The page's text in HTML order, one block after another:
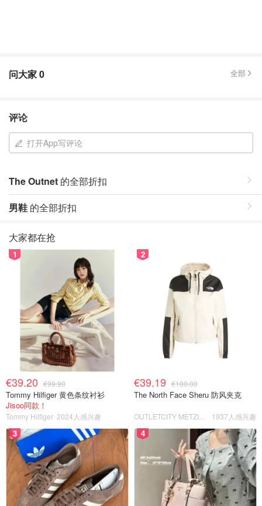
问大家0 全部
评论
打开App写评论
The Outnet 的全部折扣
男鞋 的全部折扣
大家都在抢
1
€39.20 €99.90
Tommy Hilfiger 黄色条纹衬衫
Jisoo同款！
Tommy Hilfiger 2024人感兴趣
2
€39.19 €100.00
The North Face Sheru 防风夹克
1937人感兴趣
3 4